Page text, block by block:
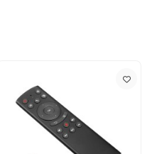
HDMI 2.0a,
порта USB2.0, аналоговым
для подключения
как DLNA и